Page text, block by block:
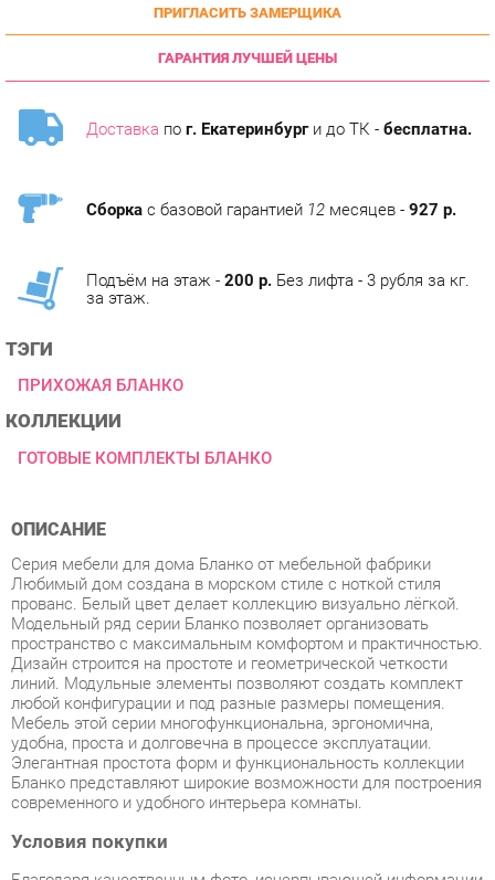
ГАРАНТИЯ ЛУЧШЕЙ ЦЕНЫ
Доставкапог. Екатеринбурги до ТК -бесплатна.
ТЭГИ
КОЛЛЕКЦИИ
ГОТОВЫЕ КОМПЛЕКТЫ БЛАНКО
ОПИСАНИЕ
прованс. Белый цвет делает коллекцию визуально лёгкой.
Модельный ряд серии Бланко позволяет организовать
пространство с максимальным комфортом и практичностью.
Дизайн строится на простоте и геометрической четкости
линий. Модульные элементы позволяют создать комплект
любой конфигурации и под разные размеры помещения.
Мебель этой серии многофункциональна, эргономична,
удобна, проста и долговечна в процессе эксплуатации.
Элегантная простота форм и функциональность коллекции
Бланко представляют широкие возможности для построения
современного и удобного интерьера комнаты.
Условия покупки
Благодаря качественным фото, исчерпывающей информации
покупателей маркетплэйса «Детская мебель Екатеринбург»
купить товар «Прихожая Любимый дом Бланко 2 Белая»